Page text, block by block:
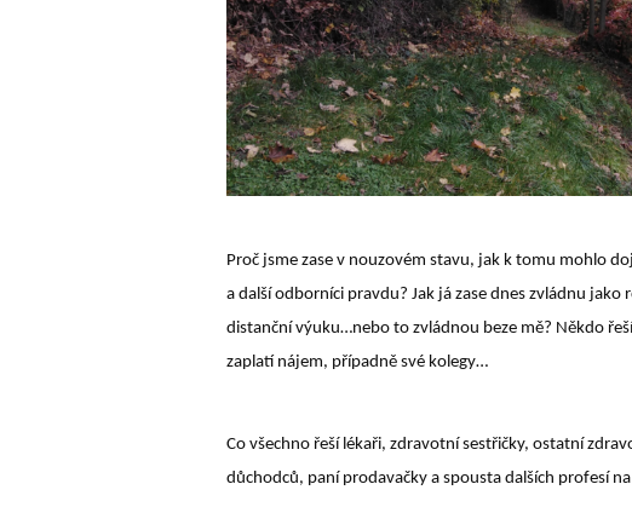
Proč jsme zase v nouzovém stavu, jak k tomu mohlo
a další odborníci pravdu? Jak já zase dnes zvládnu
distanční výuku…nebo to zvládnou beze mě? Někdo
zaplatí nájem, případně své kolegy…
Co všechno řeší lékaři, zdravotní sestřičky, ostatní
důchodců, paní prodavačky a spousta dalších profesí